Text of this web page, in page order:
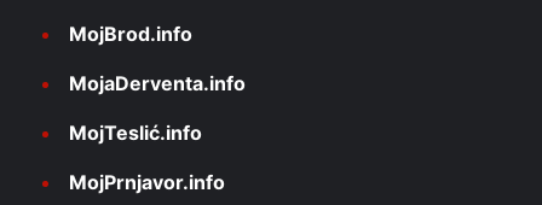
MojBrod.info
MojaDerventa.info
MojTeslić.info
MojPrnjavor.info